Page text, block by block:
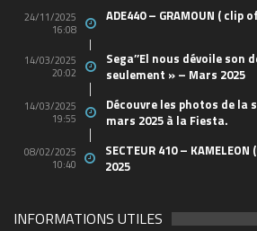
24/11/2025
16:08
ADE440 – GRAMOUN ( clip
14/03/2025
20:02
Sega’’El nous dévoile son
seulement » – Mars 2025
14/03/2025
19:55
Découvre les photos de la
mars 2025 à la Fiesta.
08/02/2025
10:40
SECTEUR 410 –
2025
INFORMATIONS UTILES